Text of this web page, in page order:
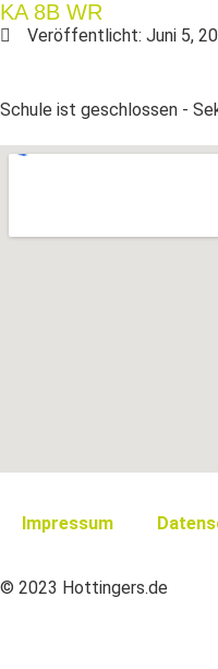
KA 8B WR
Veröffentlicht: Juni 5,
Schule ist geschlossen -
Impressum
© 2023 Hottingers.de